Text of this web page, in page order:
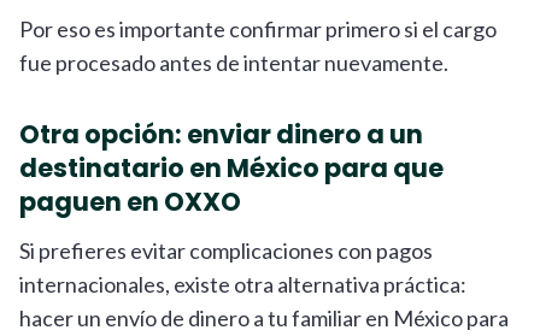
Por eso es importante confirmar primero si el cargo
fue procesado antes de intentar nuevamente.
Otra opción: enviar dinero a un
destinatario en México para que
paguen en OXXO
Si prefieres evitar complicaciones con pagos
internacionales, existe otra alternativa práctica:
hacer un envío de dinero a tu familiar en México para